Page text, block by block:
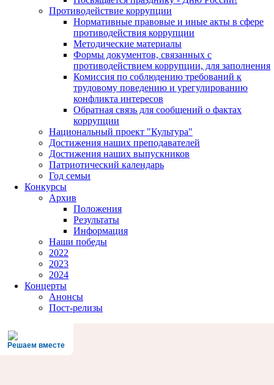
Противодействие коррупции
Нормативные правовые и иные акты в сфере
противодействия коррупции
Методические материалы
Формы документов, связанных с
противодействием коррупции, для заполнения
Комиссия по соблюдению требований к
трудовому поведению и урегулированию
конфликта интересов
Обратная связь для сообщений о фактах
коррупции
Национальный проект "Культура"
Достижения наших преподавателей
Достижения наших выпускников
Патриотический календарь
Год семьи
Конкурсы
Архив
Положения
Результаты
Информация
Наши победы
2022
2023
2024
Концерты
Анонсы
Пост-релизы
Решаем вместе